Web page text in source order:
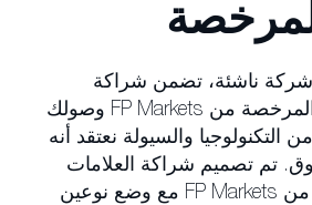
ناشئة، تضمن شراكة
العلامات التجارية المرخصة من FP Markets وصولك
والسيولة نعتقد أنه
تم تصميم شراكة العلامات
التجارية المرخصة من FP Markets مع وضع نوعين